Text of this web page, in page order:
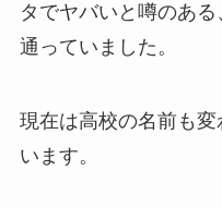
タでヤバいと噂のあ
通っていました。
現在は高校の名前も
います。